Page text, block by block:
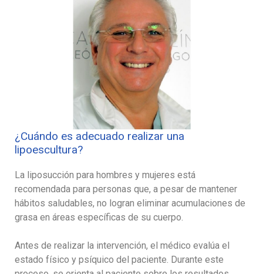
¿Cuándo es adecuado realizar una
lipoescultura?
La liposucción para hombres y mujeres está
recomendada para personas que, a pesar de mantener
hábitos saludables, no logran eliminar acumulaciones de
grasa en áreas específicas de su cuerpo.
Antes de realizar la intervención, el médico evalúa el
estado físico y psíquico del paciente. Durante este